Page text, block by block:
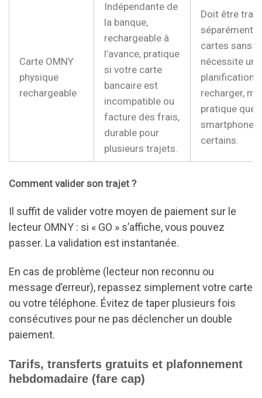
Carte OMNY
physique
rechargeable
Indépendante de
la banque,
rechargeable à
l’avance, pratique
si votre carte
bancaire est
incompatible ou
facture des frais,
durable pour
plusieurs trajets.
Doit être
séparément
cartes sans
nécessite une
planification
recharger,
pratique que
smartphone
certains.
Comment valider son trajet ?
Il suffit de valider votre moyen de paiement sur le
lecteur OMNY : si « GO » s’affiche, vous pouvez
passer. La validation est instantanée.
En cas de problème (lecteur non reconnu ou
message d’erreur), repassez simplement votre carte
ou votre téléphone. Évitez de taper plusieurs fois
consécutives pour ne pas déclencher un double
paiement.
Tarifs, transferts gratuits et plafonnement
hebdomadaire (fare cap)